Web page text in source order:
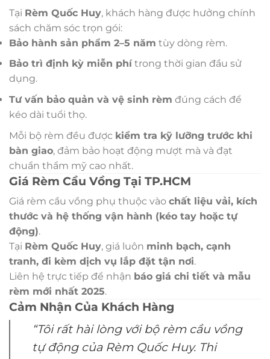
Tại Rèm Quốc Huy, khách hàng được hưởng chính
sách chăm sóc trọn gói:
Bảo hành sản phẩm 2–5 năm tùy dòng rèm.
Bảo trì định kỳ miễn phítrong thời gian đầu sử
dụng.
Tư vấn bảo quản và vệ sinh rèm đúng cách để
kéo dài tuổi thọ.
Mỗi bộ rèm đều được kiểm tra kỹ lưỡng trước khi
bàn giao, đảm bảo hoạt động mượt mà và đạt
chuẩn thẩm mỹ cao nhất.
Giá Rèm Cầu Vồng Tại TP.HCM
Giá rèm cầu vồng phụ thuộc vào chất liệu vải, kích
thước và hệ thống vận hành (kéo tay hoặc tự
động).
Tại Rèm Quốc Huy, giá luôn minh bạch, cạnh
tranh, đi kèm dịch vụ lắp đặt tận nơi.
Liên hệ trực tiếp để nhận báo giá chi tiết và mẫu
rèm mới nhất 2025.
Cảm Nhận Của Khách Hàng
“Tôi rất hài lòng với bộ rèm cầu vồng
tự động của Rèm Quốc Huy. Thi